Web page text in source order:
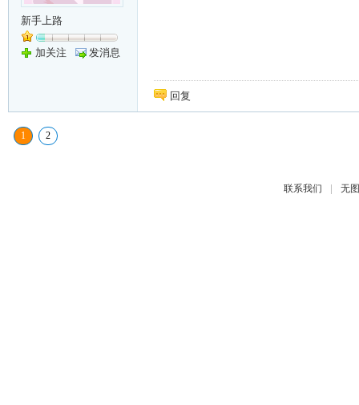
新手上路
加关注 发消息
回复
1 2
联系我们 | 无